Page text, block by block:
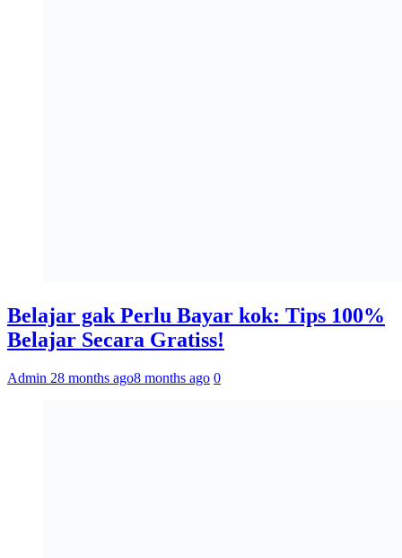
Belajar gak Perlu Bayar kok: Tips 100%
Belajar Secara Gratiss!
Admin 28 months ago8 months ago 0